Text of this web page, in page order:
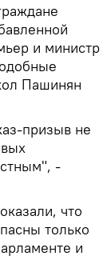
и министр
Пашинян
призыв не
-
что
только
и